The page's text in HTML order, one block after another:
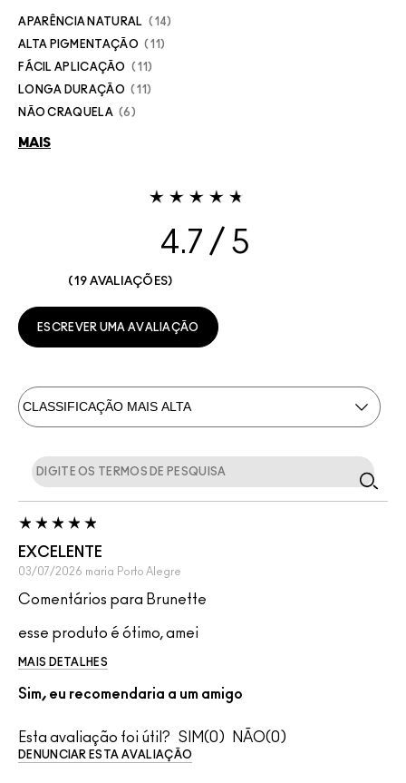
APARÊNCIA NATURAL 14
ALTA PIGMENTAÇÃO 11
FÁCIL APLICAÇÃO 11
LONGA DURAÇÃO 11
NÃO CRAQUELA 6
MAIS
4.7
19 AVALIAÇÕES
ESCREVER UMA AVALIAÇÃO
EXCELENTE
03/07/2026 maria Porto Alegre
Comentários para Brunette
esse produto é ótimo, amei
MAIS DETALHES
Sim, eu recomendaria a um amigo
Esta avaliação foi útil? 0 0
DENUNCIAR ESTA AVALIAÇÃO